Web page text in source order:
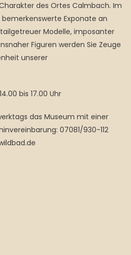
des Ortes Calmbach. Im
Exponate an
Modelle, imposanter
Figuren werden Sie Zeuge
unserer
bis 17.00 Uhr
das Museum mit einer
07081/930-112